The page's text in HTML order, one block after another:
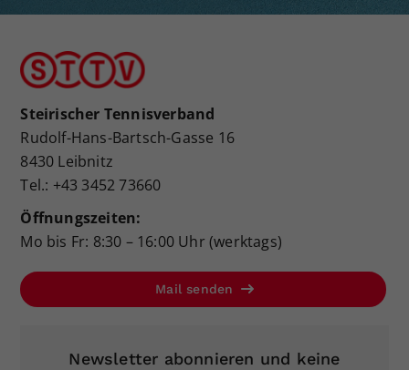
Steirischer Tennisverband
Rudolf-Hans-Bartsch-Gasse 16
8430 Leibnitz
Tel.: +43 3452 73660
Öffnungszeiten:
Mo bis Fr: 8:30 – 16:00 Uhr (werktags)
Mail senden
Newsletter abonnieren und keine